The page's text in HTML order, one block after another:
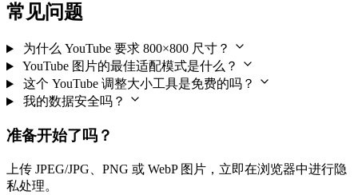
常见问题
为什么 YouTube 要求 800×800 尺寸？
YouTube 图片的最佳适配模式是什么？
这个 YouTube 调整大小工具是免费的吗？
我的数据安全吗？
准备开始了吗？
上传 JPEG/JPG、PNG 或 WebP 图片，立即在浏览器中进行隐
私处理。